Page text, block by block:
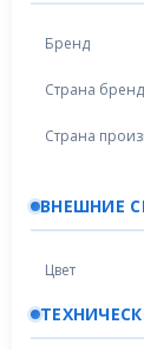
Бренд
Страна
Страна
ВНЕШНИЕ
Цвет